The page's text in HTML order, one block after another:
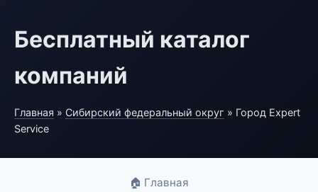
Бесплатный каталог
компаний
Главная » Сибирский федеральный округ » Город Expert
Service
🏠 Главная